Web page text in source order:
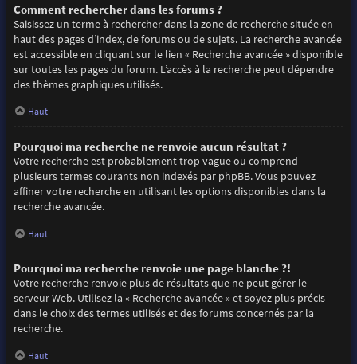
Comment rechercher dans les forums ?
Saisissez un terme à rechercher dans la zone de recherche située en
haut des pages d’index, de forums ou de sujets. La recherche avancée
est accessible en cliquant sur le lien « Recherche avancée » disponible
sur toutes les pages du forum. L’accès à la recherche peut dépendre
des thèmes graphiques utilisés.
Haut
Pourquoi ma recherche ne renvoie aucun résultat ?
Votre recherche est probablement trop vague ou comprend
plusieurs termes courants non indexés par phpBB. Vous pouvez
affiner votre recherche en utilisant les options disponibles dans la
recherche avancée.
Haut
Pourquoi ma recherche renvoie une page blanche ?!
Votre recherche renvoie plus de résultats que ne peut gérer le
serveur Web. Utilisez la « Recherche avancée » et soyez plus précis
dans le choix des termes utilisés et des forums concernés par la
recherche.
Haut